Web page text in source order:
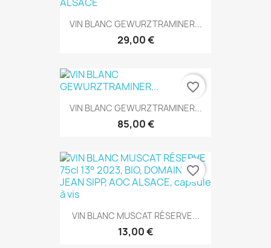
VIN BLANC GEWURZTRAMINER...
29,00 €
VIN BLANC GEWURZTRAMINER...
85,00 €
favorite_border
VIN BLANC MUSCAT RÉSERVE...
13,00 €
favorite_border